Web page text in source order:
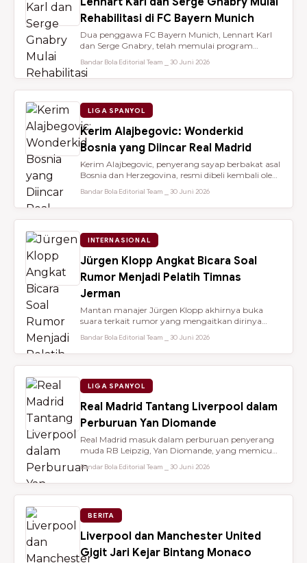
Rehabilitasi di FC Bayern Munich
Dua penggawa FC Bayern Munich, Lennart Karl
dan Serge Gnabry, telah memulai program
Bandar Bola Editorial Team ⎯ 30 Juni 2026
LIGA SPANYOL
Kerim Alajbegovic: Wonderkid
Bosnia yang Diincar Real Madrid
Kerim Alajbegovic, penyerang sayap berbakat asal
Bosnia dan Herzegovina, resmi dibeli kembali oleh
Bandar Bola Editorial Team ⎯ 30 Juni 2026
INTERNASIONAL
Jürgen Klopp Angkat Bicara Soal
Rumor Menjadi Pelatih Timnas
Jerman
Mantan manajer Jürgen Klopp akhirnya buka
suara terkait rumor yang mengaitkan dirinya
Bandar Bola Editorial Team ⎯ 30 Juni 2026
LIGA SPANYOL
Real Madrid Tantang Liverpool dalam
Perburuan Yan Diomande
Real Madrid masuk dalam perburuan penyerang
muda RB Leipzig, Yan Diomande, yang memicu
Bandar Bola Editorial Team ⎯ 30 Juni 2026
BERITA
Liverpool dan Manchester United
Gigit Jari Kejar Bintang Monaco